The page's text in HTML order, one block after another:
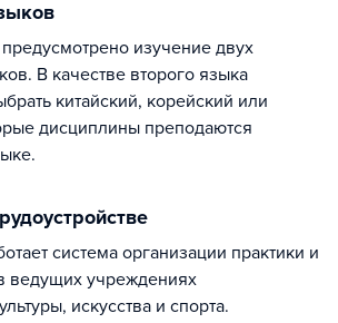
В качестве второго языка
китайский, корейский или
дисциплины преподаются
ведущих учреждениях
искусства и спорта.